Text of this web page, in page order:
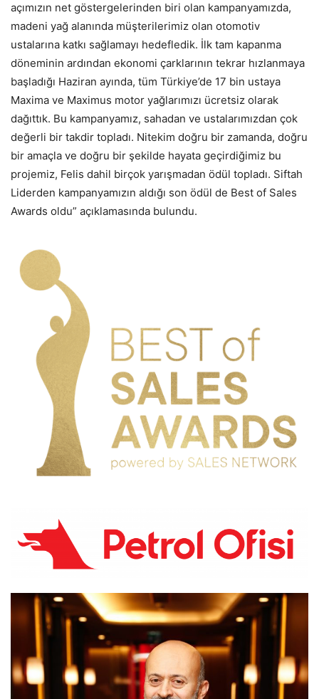
açımızın net göstergelerinden biri olan kampanyamızda,
madeni yağ alanında müşterilerimiz olan otomotiv
ustalarına katkı sağlamayı hedefledik. İlk tam kapanma
döneminin ardından ekonomi çarklarının tekrar hızlanmaya
başladığı Haziran ayında, tüm Türkiye’de 17 bin ustaya
Maxima ve Maximus motor yağlarımızı ücretsiz olarak
dağıttık. Bu kampanyamız, sahadan ve ustalarımızdan çok
değerli bir takdir topladı. Nitekim doğru bir zamanda, doğru
bir amaçla ve doğru bir şekilde hayata geçirdiğimiz bu
projemiz, Felis dahil birçok yarışmadan ödül topladı. Siftah
Liderden kampanyamızın aldığı son ödül de Best of Sales
Awards oldu” açıklamasında bulundu.